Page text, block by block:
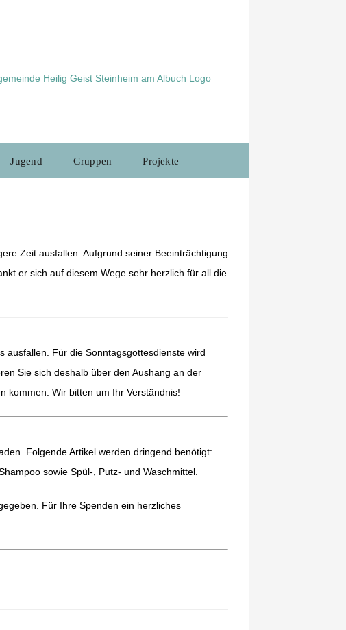
Jugend Gruppen Projekte
Zeit ausfallen. Aufgrund seiner Beeinträchtigung
er sich auf diesem Wege sehr herzlich für all die
ausfallen. Für die Sonntagsgottesdienste wird
Sie sich deshalb über den Aushang an der
kommen. Wir bitten um Ihr Verständnis!
Folgende Artikel werden dringend benötigt:
sowie Spül-, Putz- und Waschmittel.
Für Ihre Spenden ein herzliches